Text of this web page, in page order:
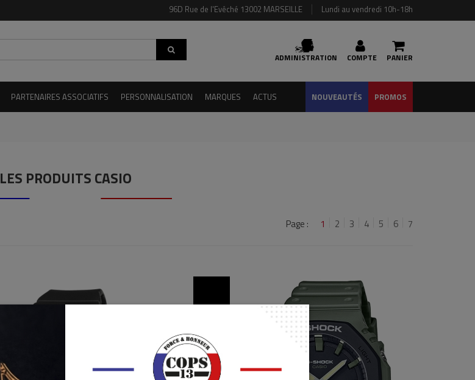
96D Rue de l'Evêché 13002 MARSEILLE Lundi au vendredi 10h-18h
PANIER
COMPTE
ADMINISTRATION
PARTENAIRES ASSOCIATIFS PERSONNALISATION MARQUES ACTUS PROMOS
NOUVEAUTÉS
LES PRODUITS CASIO
Page : 1 2 3 4 5 6 7